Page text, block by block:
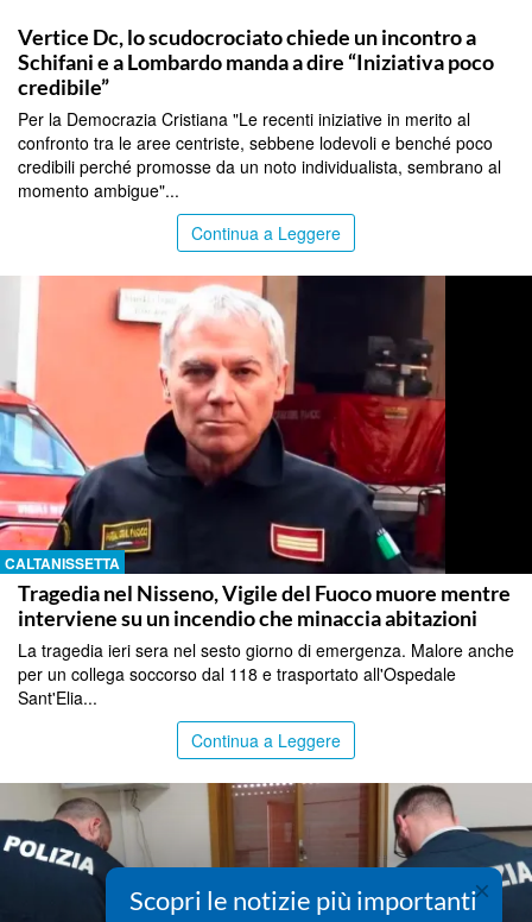
Vertice Dc, lo scudocrociato chiede un incontro a
Schifani e a Lombardo manda a dire “Iniziativa poco
credibile”
Per la Democrazia Cristiana "Le recenti iniziative in merito al
confronto tra le aree centriste, sebbene lodevoli e benché poco
credibili perché promosse da un noto individualista, sembrano al
momento ambigue"...
Continua a Leggere
CALTANISSETTA
Tragedia nel Nisseno, Vigile del Fuoco muore mentre
interviene su un incendio che minaccia abitazioni
La tragedia ieri sera nel sesto giorno di emergenza. Malore anche
per un collega soccorso dal 118 e trasportato all'Ospedale
Sant'Elia...
Continua a Leggere
×
Scopri le notizie più importanti